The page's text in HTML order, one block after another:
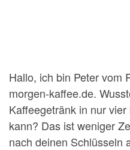
Hallo, ich bin Peter vom
morgen-kaffee.de.
Kaffeegetränk in nur
kann? Das ist weniger
nach deinen Schlüsseln